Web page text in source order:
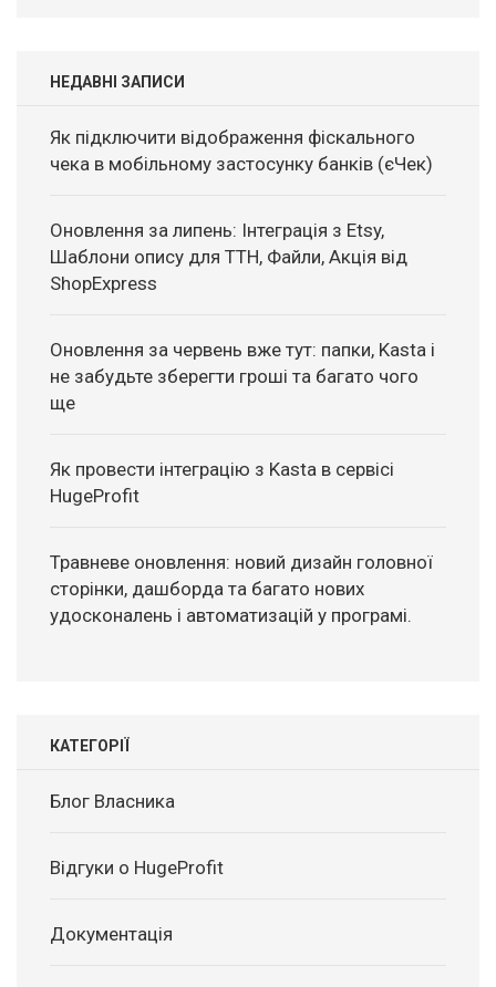
НЕДАВНІ ЗАПИСИ
Як підключити відображення фіскального
чека в мобільному застосунку банків (єЧек)
Оновлення за липень: Інтеграція з Etsy,
Шаблони опису для ТТН, Файли, Акція від
ShopExpress
Оновлення за червень вже тут: папки, Kasta і
не забудьте зберегти гроші та багато чого
ще
Як провести інтеграцію з Kasta в сервісі
HugeProfit
Травневе оновлення: новий дизайн головної
сторінки, дашборда та багато нових
удосконалень і автоматизацій у програмі.
КАТЕГОРІЇ
Блог Власника
Відгуки о HugeProfit
Документація